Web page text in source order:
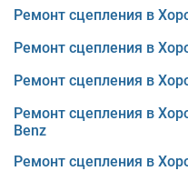
Ремонт сцепления в
Ремонт сцепления в
Ремонт сцепления в
Ремонт сцепления в
Benz
Ремонт сцепления в